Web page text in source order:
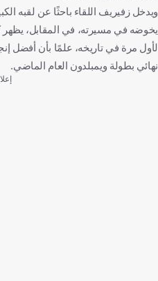
ويدخل زفيريف اللقاء باحثًا عن لقبه
يخوضه في مسيرته، في المقابل،
لأول مرة في تاريخه، علمًا بأن أفضل
نهائي بطولة ويمبلدون العام الماضي.